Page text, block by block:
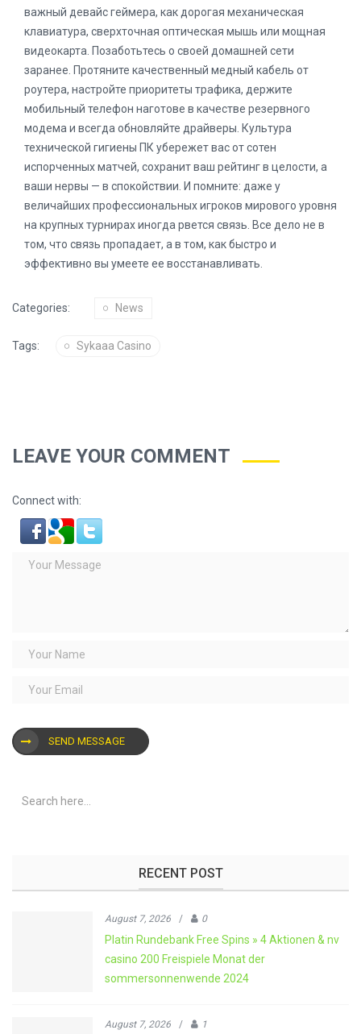
важный девайс геймера, как дорогая механическая
клавиатура, сверхточная оптическая мышь или мощная
видеокарта. Позаботьтесь о своей домашней сети
заранее. Протяните качественный медный кабель от
роутера, настройте приоритеты трафика, держите
мобильный телефон наготове в качестве резервного
модема и всегда обновляйте драйверы. Культура
технической гигиены ПК убережет вас от сотен
испорченных матчей, сохранит ваш рейтинг в целости, а
ваши нервы — в спокойствии. И помните: даже у
величайших профессиональных игроков мирового уровня
на крупных турнирах иногда рвется связь. Все дело не в
том, что связь пропадает, а в том, как быстро и
эффективно вы умеете ее восстанавливать.
Categories: News
Tags: Sykaaa Casino
LEAVE YOUR COMMENT
Connect with:
SEND MESSAGE
RECENT POST
August 7, 2026 / 0
Platin Rundebank Free Spins » 4 Aktionen & nv
casino 200 Freispiele Monat der
sommersonnenwende 2024
August 7, 2026 / 1